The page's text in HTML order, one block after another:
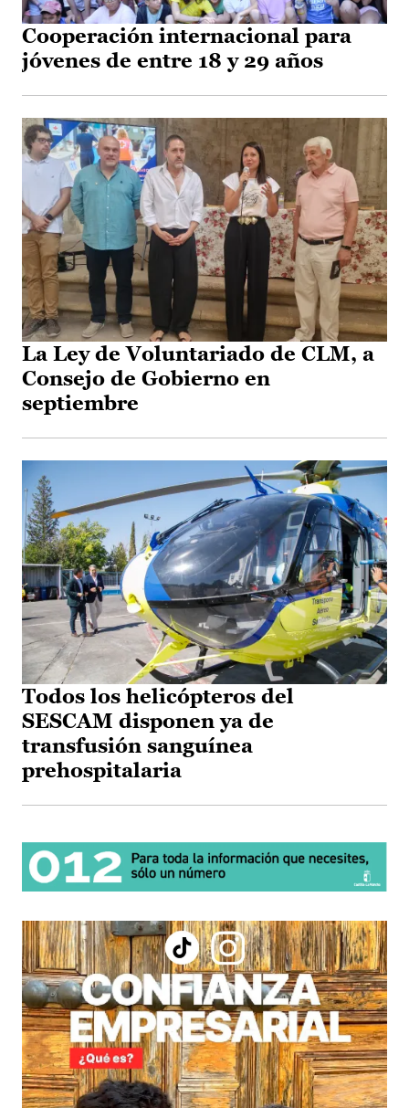
Cooperación internacional para
jóvenes de entre 18 y 29 años
La Ley de Voluntariado de CLM, a
Consejo de Gobierno en
septiembre
Todos los helicópteros del
SESCAM disponen ya de
transfusión sanguínea
prehospitalaria